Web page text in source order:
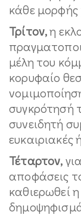
κάθε μορφής
Τρίτον,η
μέλη του
κορυφαίο
συγκρότησή
συνειδητή
ευκαιριακές
Τέταρτον,
αποφάσεις
καθιερωθεί